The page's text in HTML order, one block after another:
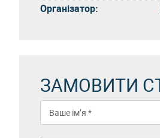
Організатор:
ЗАМОВИТИ